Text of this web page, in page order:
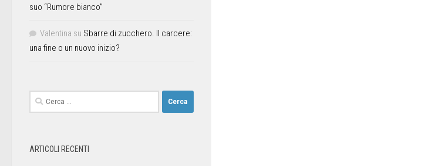
suo “Rumore bianco”
Valentina su Sbarre di zucchero. Il carcere:
una fine o un nuovo inizio?
ARTICOLI RECENTI